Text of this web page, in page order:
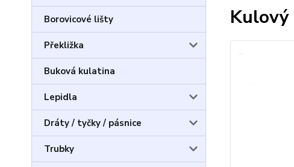
Borovicové lišty
Překližka
Buková kulatina
Lepidla
Dráty / tyčky / pásnice
Trubky
Kulový